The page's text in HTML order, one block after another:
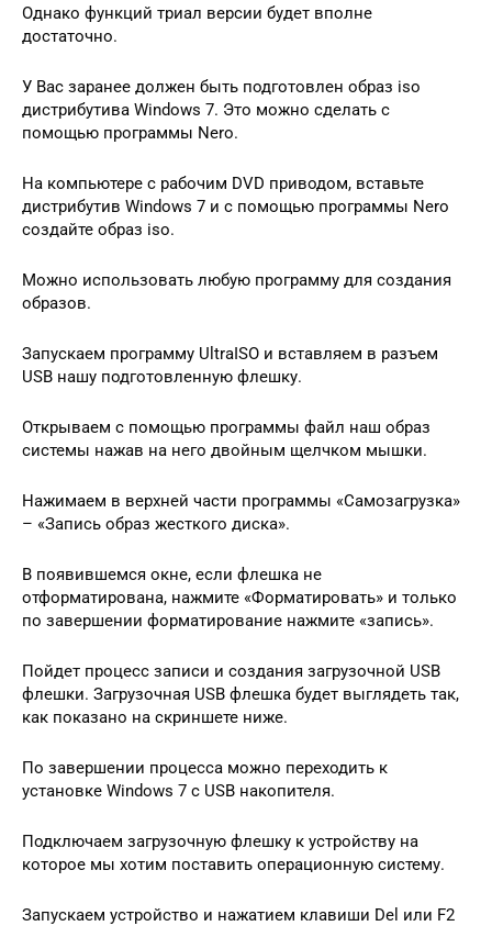
Однако функций триал версии будет вполне
достаточно.
У Вас заранее должен быть подготовлен образ iso
дистрибутива Windows 7. Это можно сделать с
помощью программы Nero.
На компьютере с рабочим DVD приводом, вставьте
дистрибутив Windows 7 и с помощью программы Nero
создайте образ iso.
Можно использовать любую программу для создания
образов.
Запускаем программу UltraISO и вставляем в разъем
USB нашу подготовленную флешку.
Открываем с помощью программы файл наш образ
системы нажав на него двойным щелчком мышки.
Нажимаем в верхней части программы «Самозагрузка»
– «Запись образ жесткого диска».
В появившемся окне, если флешка не
отформатирована, нажмите «Форматировать» и только
по завершении форматирование нажмите «запись».
Пойдет процесс записи и создания загрузочной USB
флешки. Загрузочная USB флешка будет выглядеть так,
как показано на скриншете ниже.
По завершении процесса можно переходить к
установке Windows 7 с USB накопителя.
Подключаем загрузочную флешку к устройству на
которое мы хотим поставить операционную систему.
Запускаем устройство и нажатием клавиши Del или F2